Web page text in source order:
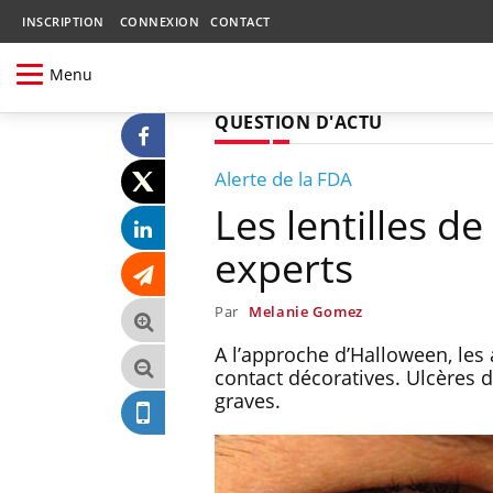
INSCRIPTION CONNEXION CONTACT
Menu
QUESTION D'ACTU
Alerte de la FDA
Les lentilles
experts
Par Melanie Gomez
A l’approche d’Halloween,
contact décoratives. Ulcères
graves.